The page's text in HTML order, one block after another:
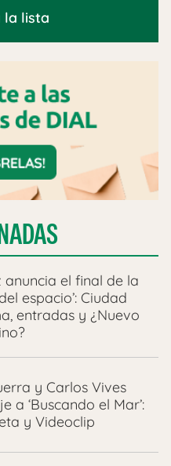
la lista
anuncia el final de la
espacio’: Ciudad
entradas y ¿Nuevo
y Carlos Vives
a ‘Buscando el Mar’:
y Videoclip